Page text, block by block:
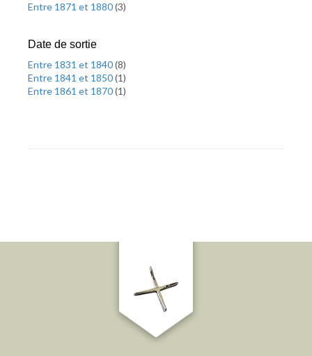
Entre 1871 et 1880(3)
Date de sortie
Entre 1831 et 1840(8)
Entre 1841 et 1850(1)
Entre 1861 et 1870(1)